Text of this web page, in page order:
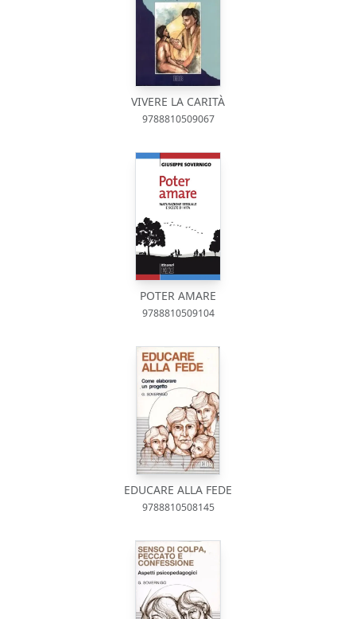
VIVERE LA CARITÀ
9788810509067
POTER AMARE
9788810509104
EDUCARE ALLA FEDE
9788810508145